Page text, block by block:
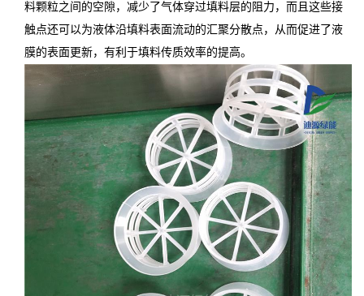
料颗粒之间的空隙，减少了气体穿过填料层的阻力，而且这些接
触点还可以为液体沿填料表面流动的汇聚分散点，从而促进了液
膜的表面更新，有利于填料传质效率的提高。